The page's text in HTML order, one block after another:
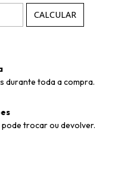
CALCULAR
durante toda a compra.
trocar ou devolver.